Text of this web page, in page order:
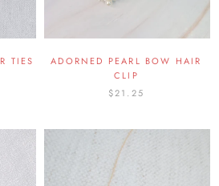
TIES
ADORNED PEARL BOW HAIR
CLIP
$21.25